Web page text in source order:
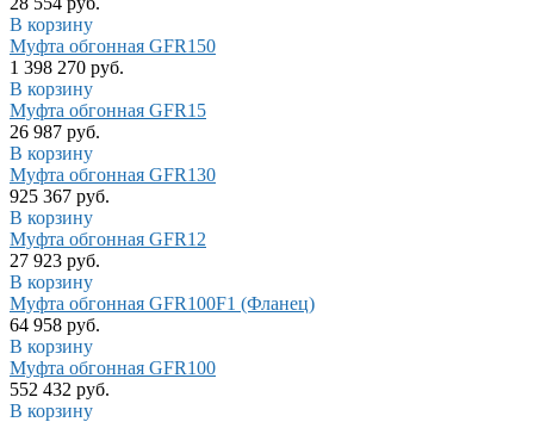
В корзину
Муфта обгонная GFR150
1 398 270 руб.
В корзину
Муфта обгонная GFR15
26 987 руб.
В корзину
Муфта обгонная GFR130
925 367 руб.
В корзину
Муфта обгонная GFR12
27 923 руб.
В корзину
Муфта обгонная GFR100F1 (Фланец)
64 958 руб.
В корзину
Муфта обгонная GFR100
552 432 руб.
В корзину